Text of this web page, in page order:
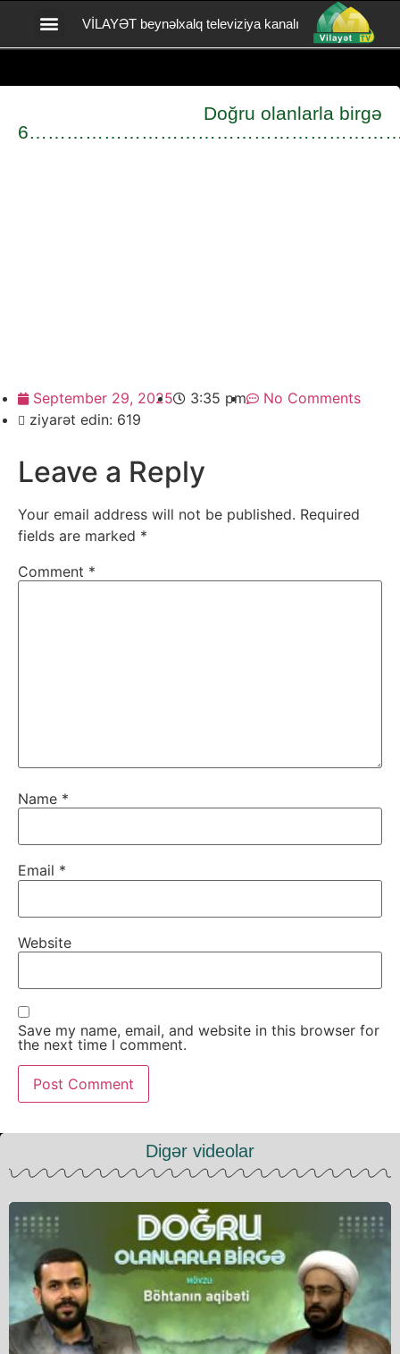
VİLAYƏT beynəlxalq televiziya kanalı
Doğru olanlarla birgə
September 29, 2025 3:35 pm
No Comments
ziyarət edin: 619
Leave a Reply
Your email address will not be published. Required
fields are marked *
Comment *
Name *
Email *
Website
Save my name, email, and website in this browser for
the next time I comment.
Digər videolar